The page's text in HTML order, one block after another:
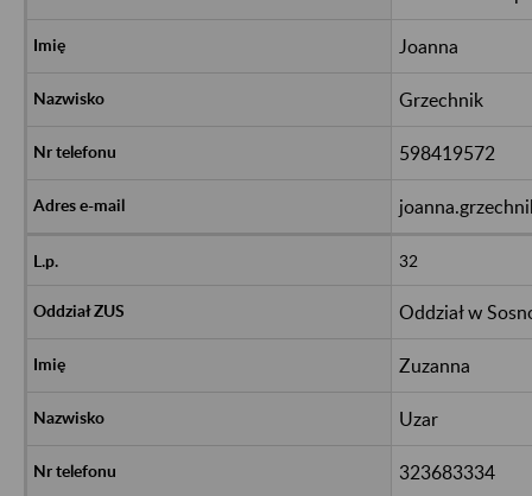
Joanna
Grzechnik
598419572
32
Oddział w
Zuzanna
Uzar
323683334